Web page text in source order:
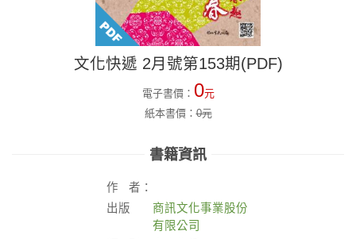
文化快遞 2月號第153期(PDF)
電子書價： 0元
紙本書價：0元
書籍資訊
作
者：
出版
商訊文化事業股份
有限公司